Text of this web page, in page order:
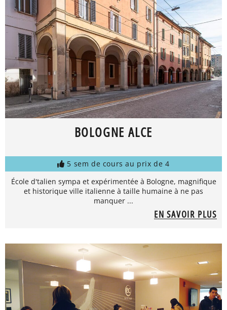
BOLOGNE ALCE
5 sem de cours au prix de 4
École d'talien sympa et expérimentée à Bologne, magnifique
et historique ville italienne à taille humaine à ne pas
manquer ...
EN SAVOIR PLUS